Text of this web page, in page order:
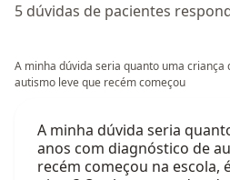
5 dúvidas de pacientes
A minha dúvida seria quanto uma criança
autismo leve que recém começou
A minha dúvida seria
anos com diagnóstico de
recém começou na escola,